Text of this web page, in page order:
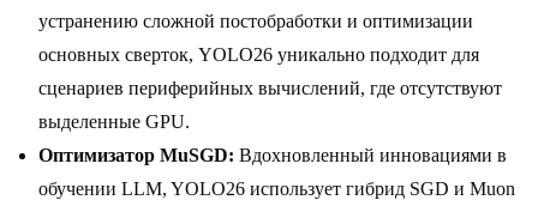
устранению сложной постобработки и оптимизации
основных сверток, YOLO26 уникально подходит для
сценариев периферийных вычислений, где отсутствуют
выделенные GPU.
Оптимизатор MuSGD: Вдохновленный инновациями в
обучении LLM, YOLO26 использует гибрид SGD и Muon